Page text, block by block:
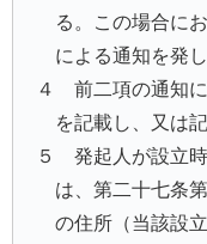
る。この場合に
による通知を発
４ 前二項の通知
を記載し、又は
５ 発起人が設立
は、第二十七条
の住所（当該設